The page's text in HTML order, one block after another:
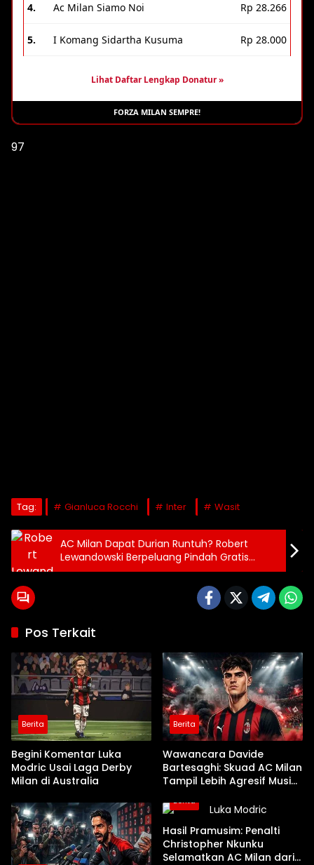
4. Ac Milan Siamo Noi Rp 28.266
5. I Komang Sidartha Kusuma Rp 28.000
Lihat Daftar Lengkap Donatur »
FORZA MILAN SEMPRE!
97
Tag: Gianluca Rocchi Inter Wasit
AC Milan Dapat Durian Runtuh? Robert
Lewandowski Berpeluang Pindah Gratis
Musim Panas Ini!
Pos Terkait
Berita
Begini Komentar Luka
Modric Usai Laga Derby
Milan di Australia
Berita
Wawancara Davide
Bartesaghi: Skuad AC Milan
Tampil Lebih Agresif Musim
Berita
Hasil Pramusim: Penalti
Christopher Nkunku
Selamatkan AC Milan dari